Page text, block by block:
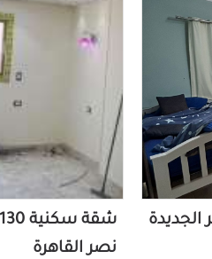
الجديدة
نصر القاهرة